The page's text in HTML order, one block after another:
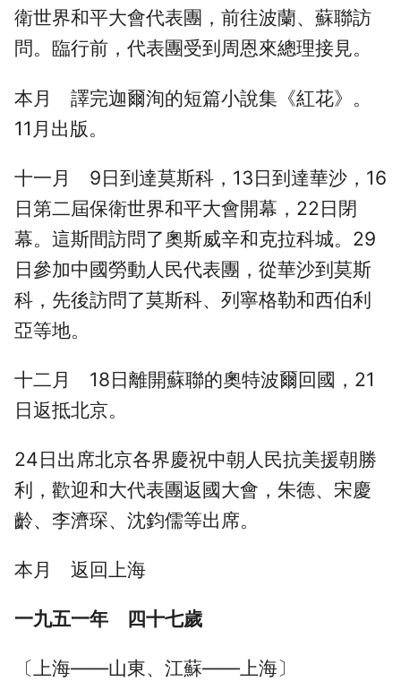
衛世界和平大會代表團，前往波蘭、蘇聯訪
問。臨行前，代表團受到周恩來總理接見。
本月 譯完迦爾洵的短篇小說集《紅花》。
11月出版。
十一月 9日到達莫斯科，13日到達華沙，16
日第二屆保衛世界和平大會開幕，22日閉
幕。這斯間訪問了奧斯威辛和克拉科城。29
日參加中國勞動人民代表團，從華沙到莫斯
科，先後訪問了莫斯科、列寧格勒和西伯利
亞等地。
十二月 18日離開蘇聯的奧特波爾回國，21
日返抵北京。
24日出席北京各界慶祝中朝人民抗美援朝勝
利，歡迎和大代表團返國大會，朱德、宋慶
齡、李濟琛、沈鈞儒等出席。
本月 返回上海
一九五一年 四十七歲
〔上海——山東、江蘇——上海〕